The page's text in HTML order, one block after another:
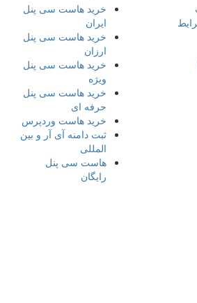
خرید هاست سی پنل
ایران
خرید هاست سی پنل
ارزان
خرید هاست سی پنل
ویژه
خرید هاست سی پنل
حرفه ای
خرید هاست وردپرس
ثبت دامنه آی آر و بین
المللی
هاست سی پنل
رایگان